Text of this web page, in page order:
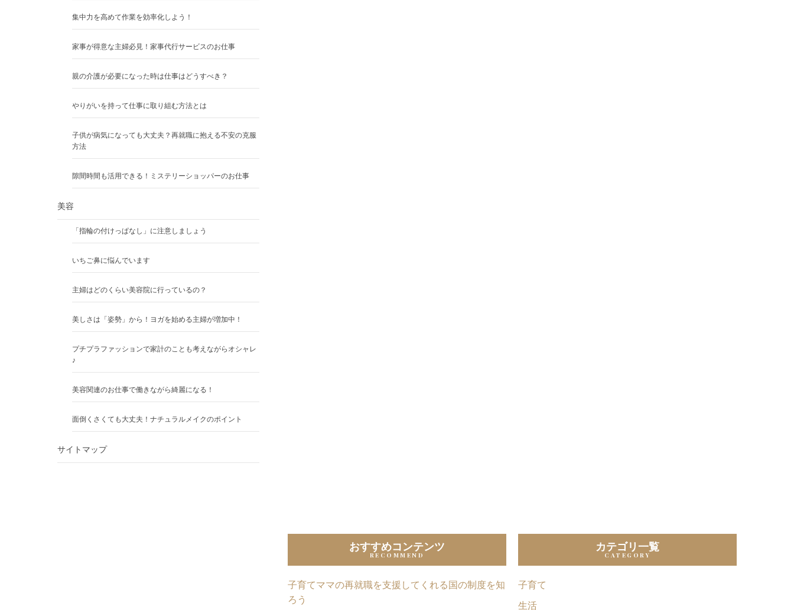
集中力を高めて作業を効率化しよう！
家事が得意な主婦必見！家事代行サービスのお仕事
親の介護が必要になった時は仕事はどうすべき？
やりがいを持って仕事に取り組む方法とは
子供が病気になっても大丈夫？再就職に抱える不安の克服
方法
隙間時間も活用できる！ミステリーショッパーのお仕事
美容
「指輪の付けっぱなし」に注意しましょう
いちご鼻に悩んでいます
主婦はどのくらい美容院に行っているの？
美しさは「姿勢」から！ヨガを始める主婦が増加中！
プチプラファッションで家計のことも考えながらオシャレ
♪
美容関連のお仕事で働きながら綺麗になる！
面倒くさくても大丈夫！ナチュラルメイクのポイント
サイトマップ
おすすめコンテンツ
子育てママの再就職を支援してくれる国の制度を知
ろう
カテゴリ一覧
子育て
生活